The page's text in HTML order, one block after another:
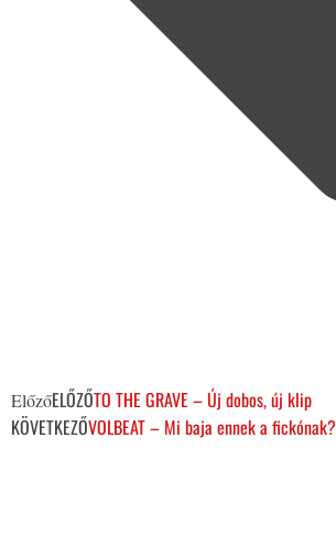
ElőzőELŐZŐTO THE GRAVE – Új dobos, új klip
KÖVETKEZŐVOLBEAT – Mi baja ennek a fickónak?